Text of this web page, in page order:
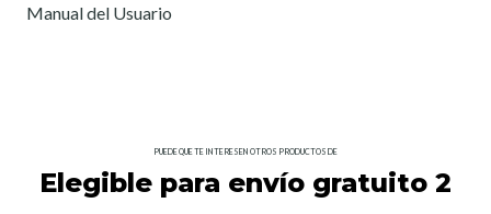
Manual del Usuario
PUEDE QUE TE INTERESEN OTROS PRODUCTOS DE
Elegible para envío gratuito 2